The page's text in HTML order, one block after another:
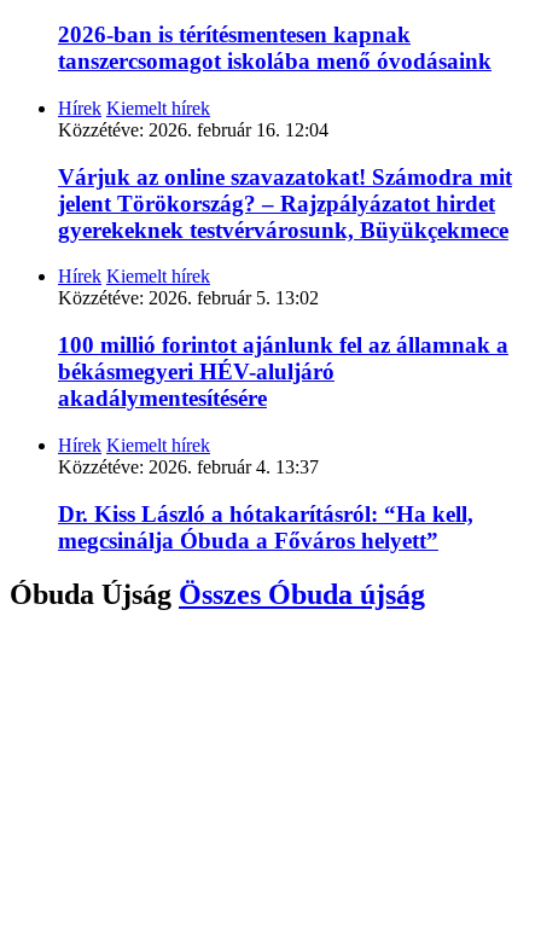
2026-ban is térítésmentesen kapnak
tanszercsomagot iskolába menő óvodásaink
Hírek Kiemelt hírek
Közzétéve: 2026. február 16. 12:04
Várjuk az online szavazatokat! Számodra mit
jelent Törökország? – Rajzpályázatot hirdet
gyerekeknek testvérvárosunk, Büyükçekmece
Hírek Kiemelt hírek
Közzétéve: 2026. február 5. 13:02
100 millió forintot ajánlunk fel az államnak a
békásmegyeri HÉV-aluljáró
akadálymentesítésére
Hírek Kiemelt hírek
Közzétéve: 2026. február 4. 13:37
Dr. Kiss László a hótakarításról: “Ha kell,
megcsinálja Óbuda a Főváros helyett”
Óbuda Újság Összes Óbuda újság